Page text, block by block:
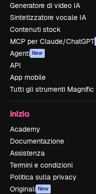
Generatore di video IA
Sintetizzatore vocale IA
Contenuti stock
MCP per Claude/ChatGPT
Agenti New
API
App mobile
Tutti gli strumenti Magnific
Inizia
Academy
Documentazione
Assistenza
Termini e condizioni
Politica sulla privacy
Originali New